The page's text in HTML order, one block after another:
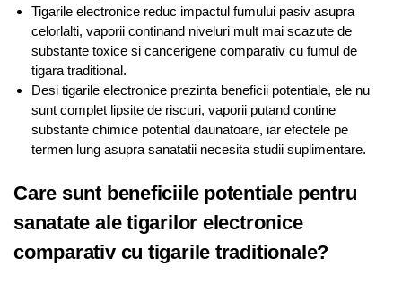
Tigarile electronice reduc impactul fumului pasiv asupra
celorlalti, vaporii continand niveluri mult mai scazute de
substante toxice si cancerigene comparativ cu fumul de
tigara traditional.
Desi tigarile electronice prezinta beneficii potentiale, ele nu
sunt complet lipsite de riscuri, vaporii putand contine
substante chimice potential daunatoare, iar efectele pe
termen lung asupra sanatatii necesita studii suplimentare.
Care sunt beneficiile potentiale pentru
sanatate ale tigarilor electronice
comparativ cu tigarile traditionale?